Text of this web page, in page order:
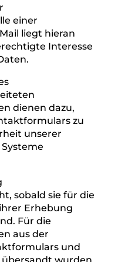
und uns
und Angriffen
der
einer
Art. 6 Abs. 1 lit.
auf den
ab, so ist
für die
b DSGVO.
dient uns
einer
liegt hieran
Interesse